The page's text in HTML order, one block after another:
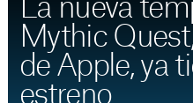
La nueva
Mythic
de Apple, ya
estreno